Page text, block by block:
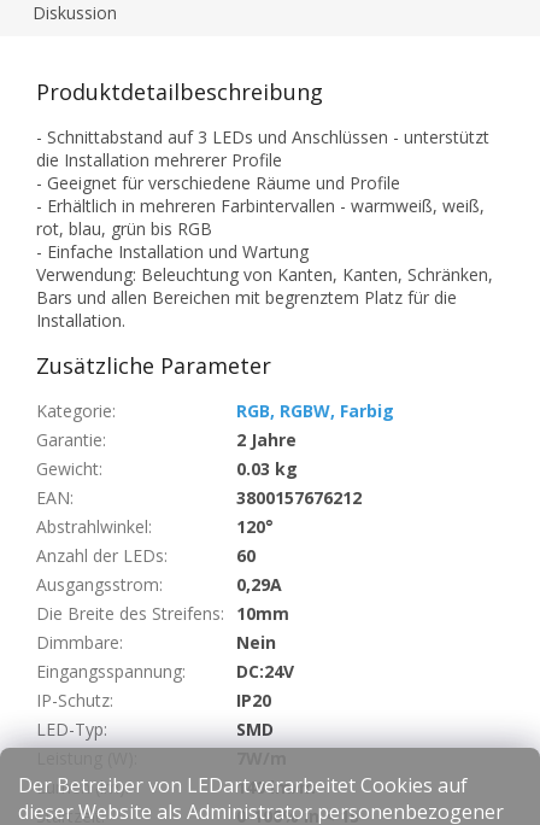
Der Betreiber von LEDart verarbeitet Cookies auf
dieser Website als Administrator personenbezogener
Diskussion
Produktdetailbeschreibung
- Schnittabstand auf 3 LEDs und Anschlüssen - unterstützt
die Installation mehrerer Profile
- Geeignet für verschiedene Räume und Profile
- Erhältlich in mehreren Farbintervallen - warmweiß, weiß,
rot, blau, grün bis RGB
- Einfache Installation und Wartung
Verwendung: Beleuchtung von Kanten, Kanten, Schränken,
Bars und allen Bereichen mit begrenztem Platz für die
Installation.
Zusätzliche Parameter
Kategorie:
RGB, RGBW, Farbig
Garantie:
2 Jahre
Gewicht:
0.03 kg
EAN:
3800157676212
Abstrahlwinkel:
120°
Anzahl der LEDs:
60
Ausgangsstrom:
0,29A
Die Breite des Streifens:
10mm
Dimmbare:
Nein
Eingangsspannung:
DC:24V
IP-Schutz:
IP20
LED-Typ:
SMD
Lumen (lm):
140 lm/m
Startzeit: 0-100% in < 1s